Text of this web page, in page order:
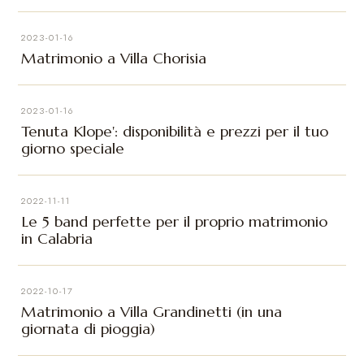
2023-01-16
Matrimonio a Villa Chorisia
2023-01-16
Tenuta Klope': disponibilità e prezzi per il tuo
giorno speciale
2022-11-11
Le 5 band perfette per il proprio matrimonio
in Calabria
2022-10-17
Matrimonio a Villa Grandinetti (in una
giornata di pioggia)